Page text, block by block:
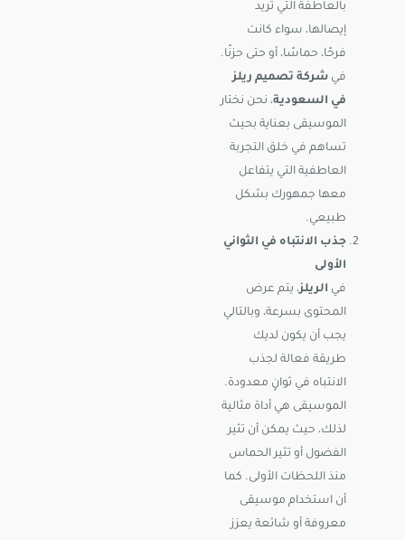
بالعاطفة التي تريد
إيصالها، سواء كانت
فرحًا، حماسًا، أو حتى حزنًا.
في شركة تصميم ريلز
في السعودية، نحن نختار
الموسيقى بعناية بحيث
تساهم في خلق التجربة
العاطفية التي يتفاعل
معها جمهورك بشكل
طبيعي.
جذب الانتباه في الثواني
الأولى
في الريلز، يتم عرض
المحتوى بسرعة، وبالتالي
يجب أن يكون لديك
طريقة فعالة لجذب
الانتباه في ثوانٍ معدودة.
الموسيقى هي أداة مثالية
لذلك، حيث يمكن أن تثير
الفضول أو تثير الحماس
منذ اللحظات الأولى. كما
أن استخدام موسيقى
معروفة أو شائعة يعزز